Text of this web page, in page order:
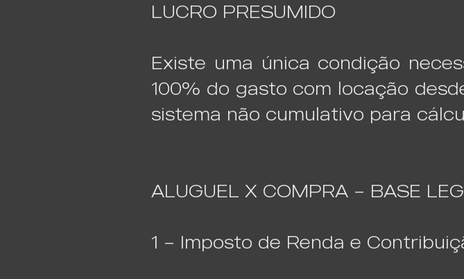
LUCRO PRESUMIDO
Existe uma única condição
100% do gasto com locação
sistema não cumulativo para
ALUGUEL X COMPRA – BASE
1 – Imposto de Renda e